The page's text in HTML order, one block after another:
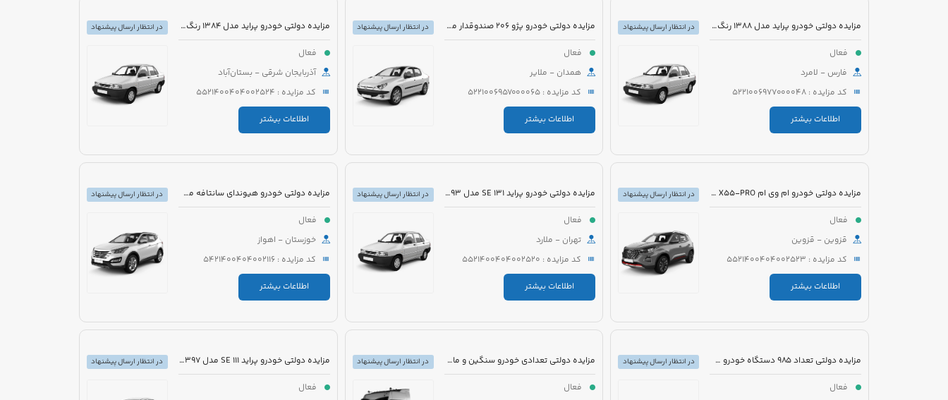
مزایده دولتی خودرو پراید مدل 1388 رنگ سفید
فعال
فارس - لامرد
کد مزایده : 5221006977000048
اطلاعات بیشتر
در انتظار ارسال پیشنهاد
مزایده دولتی خودرو پژو 206 صندوقدار مدل 1390 رنگ سفید روغنی
فعال
همدان - ملایر
کد مزایده : 5221006957000065
اطلاعات بیشتر
در انتظار ارسال پیشنهاد
مزایده دولتی خودرو پراید مدل 1384 رنگ سفید
فعال
آذربایجان شرقی - بستان‌آباد
کد مزایده : 5521400404002524
اطلاعات بیشتر
در انتظار ارسال پیشنهاد
مزایده دولتی خودرو ام وی ام X55-PRO مدل 1401 رنگ مشکی متالیک
فعال
قزوین - قزوین
کد مزایده : 5521400404002523
اطلاعات بیشتر
در انتظار ارسال پیشنهاد
مزایده دولتی خودرو پراید 131 SE مدل 1393 رنگ سفید روغنی
فعال
تهران - ملارد
کد مزایده : 5521400404002520
اطلاعات بیشتر
در انتظار ارسال پیشنهاد
مزایده دولتی خودرو هیوندای سانتافه مدل 2016
فعال
خوزستان - اهواز
کد مزایده : 5421400404002116
اطلاعات بیشتر
در انتظار ارسال پیشنهاد
مزایده دولتی تعداد 985 دستگاه خودرو سبک، سنگین و موتورسیکلت
فعال
در انتظار ارسال پیشنهاد
مزایده دولتی تعدادی خودرو سنگین و ماشین آلات
فعال
در انتظار ارسال پیشنهاد
مزایده دولتی خودرو پراید 111 SE مدل 1397 رنگ سفید روغنی
فعال
در انتظار ارسال پیشنهاد